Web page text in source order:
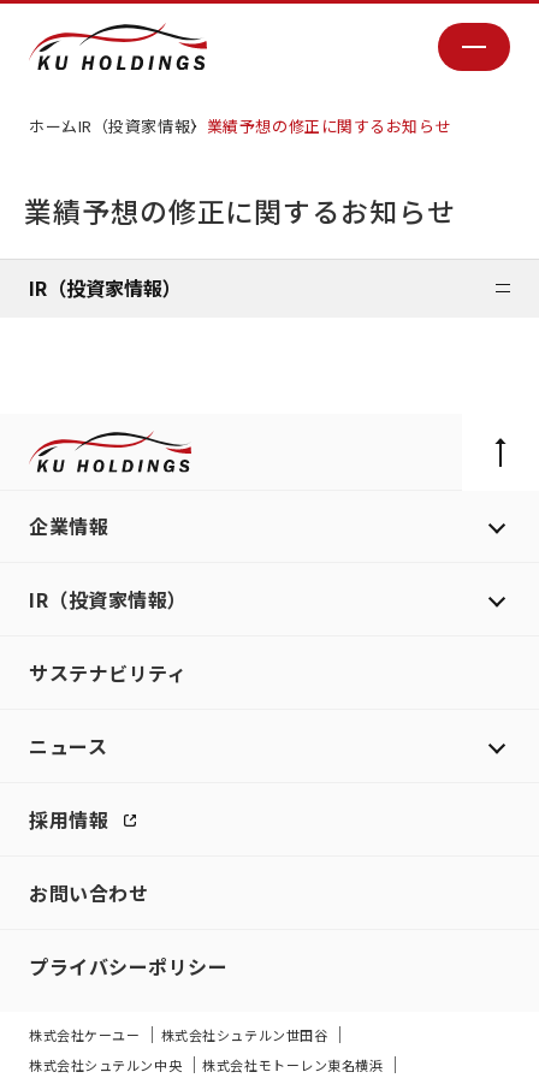
ホームIR（投資家情報） 業績予想の修正に関するお知らせ
業績予想の修正に関するお知らせ
IR（投資家情報）
企業情報
IR（投資家情報）
サステナビリティ
ニュース
採用情報
お問い合わせ
プライバシーポリシー
株式会社ケーユー
株式会社シュテルン世田谷
株式会社シュテルン中央
株式会社モトーレン東名横浜